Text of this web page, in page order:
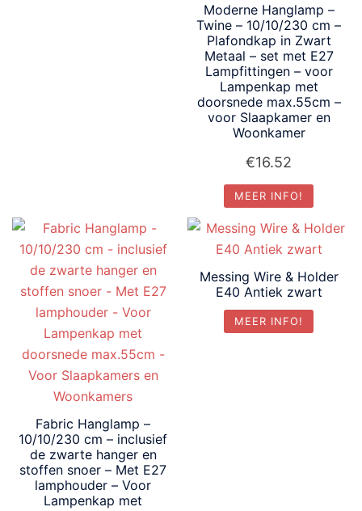
Moderne Hanglamp –
Twine – 10/10/230 cm –
Plafondkap in Zwart
Metaal – set met E27
Lampfittingen – voor
Lampenkap met
doorsnede max.55cm –
voor Slaapkamer en
Woonkamer
€16.52
MEER INFO!
Fabric Hanglamp –
10/10/230 cm – inclusief
de zwarte hanger en
stoffen snoer – Met E27
lamphouder – Voor
Lampenkap met
Messing Wire & Holder
E40 Antiek zwart
MEER INFO!